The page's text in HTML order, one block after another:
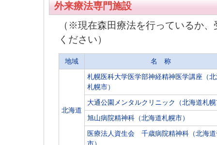
外来療法専門施設
（※現在森田療法を行っているか
ください）
地域 名 称
北海道
札幌医科大学医学部神経精神医学講座（
札幌市）
大通公園メンタルクリニック（北海道札
旭山病院精神科（北海道札幌市）
医療法人資生会 千歳病院精神科（北海